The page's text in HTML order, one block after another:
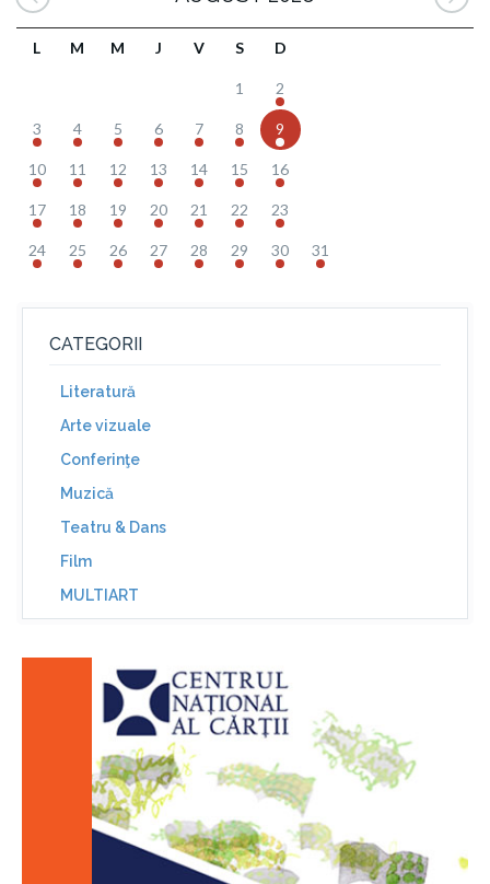
L M M J V S D
1 2
3 4 5 6 7 8 9
10 11 12 13 14 15 16
17 18 19 20 21 22 23
24 25 26 27 28 29 30 31
CATEGORII
Literatură
Arte vizuale
Conferinţe
Muzică
Teatru & Dans
Film
MULTIART